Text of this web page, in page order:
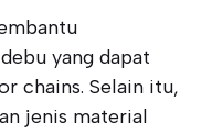
yang dapat
chains. Selain itu,
jenis material